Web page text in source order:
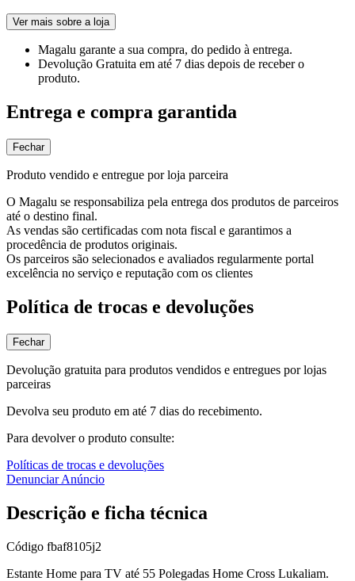
Ver mais sobre a loja
Magalu garante a sua compra, do pedido à entrega.
Devolução Gratuita em até 7 dias depois de receber o
produto.
Entrega e compra garantida
Fechar
Produto vendido e entregue por loja parceira
O Magalu se responsabiliza pela entrega dos produtos de parceiros
até o destino final.
As vendas são certificadas com nota fiscal e garantimos a
procedência de produtos originais.
Os parceiros são selecionados e avaliados regularmente portal
excelência no serviço e reputação com os clientes
Política de trocas e devoluções
Fechar
Devolução gratuita para produtos vendidos e entregues por lojas
parceiras
Devolva seu produto em até 7 dias do recebimento.
Para devolver o produto consulte:
Políticas de trocas e devoluções
Denunciar Anúncio
Descrição e ficha técnica
Código fbaf8105j2
Estante Home para TV até 55 Polegadas Home Cross Lukaliam.